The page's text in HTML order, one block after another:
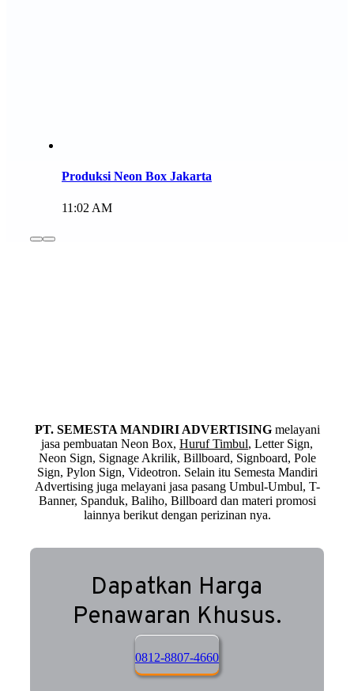
Produksi Neon Box Jakarta
11:02 AM
PT. SEMESTA MANDIRI ADVERTISINGmelayani
jasa pembuatan Neon Box, Huruf Timbul, Letter Sign,
Neon Sign, Signage Akrilik, Billboard, Signboard, Pole
Sign, Pylon Sign, Videotron. Selain itu Semesta Mandiri
Advertising juga melayani jasa pasang Umbul-Umbul, T-
Banner, Spanduk, Baliho, Billboard dan materi promosi
lainnya berikut dengan perizinan nya.
Dapatkan Harga
Penawaran Khusus.
0812-8807-4660